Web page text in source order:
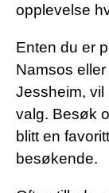
opplevelse
Enten du er
Namsos
Jessheim,
valg. Besøk
blitt en
besøkende.